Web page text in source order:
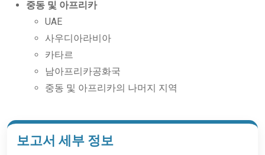
중동 및 아프리카
UAE
사우디아라비아
카타르
남아프리카공화국
중동 및 아프리카의 나머지 지역
보고서 세부 정보